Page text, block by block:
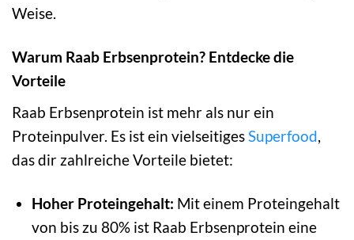
Weise.
Warum Raab Erbsenprotein? Entdecke die
Vorteile
Raab Erbsenprotein ist mehr als nur ein
Proteinpulver. Es ist ein vielseitiges Superfood
das dir zahlreiche Vorteile bietet:
Hoher Proteingehalt: Mit einem Proteingehalt
von bis zu 80% ist Raab Erbsenprotein eine